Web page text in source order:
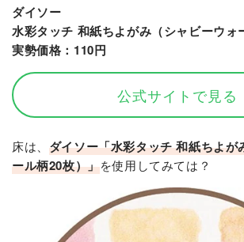
ダイソー
水彩タッチ 和紙ちよがみ（シャビーウォ
実勢価格：110円
公式サイトで見る
床は、 ダイソー「水彩タッチ 和紙ちよが
ール柄20枚）」を使用してみては？